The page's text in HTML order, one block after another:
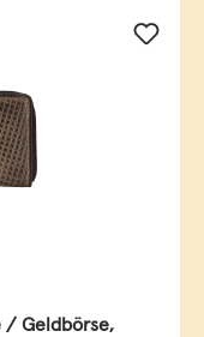
/ Geldbörse,